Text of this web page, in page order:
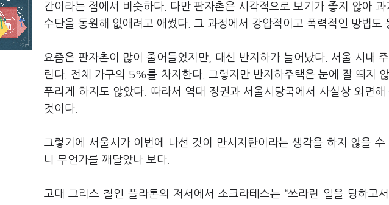
간이라는 점에서 비슷하다. 다만 판자촌은 시각적으로 보기가 좋지 않아
수단을 동원해 없애려고 애썼다. 그 과정에서 강압적이고 폭력적인 방법도
요즘은 판자촌이 많이 줄어들었지만, 대신 반지하가 늘어났다. 서울 시내
린다. 전체 가구의 5%를 차지한다. 그렇지만 반지하주택은 눈에 잘 띄지
푸리게 하지도 않았다. 따라서 역대 정권과 서울시당국에서 사실상 외면
것이다.
그렇기에 서울시가 이번에 나선 것이 만시지탄이라는 생각을 하지 않을
니 무언가를 깨달았나 보다.
고대 그리스 철인 플라톤의 저서에서 소크라테스는 “쓰라린 일을 당하고